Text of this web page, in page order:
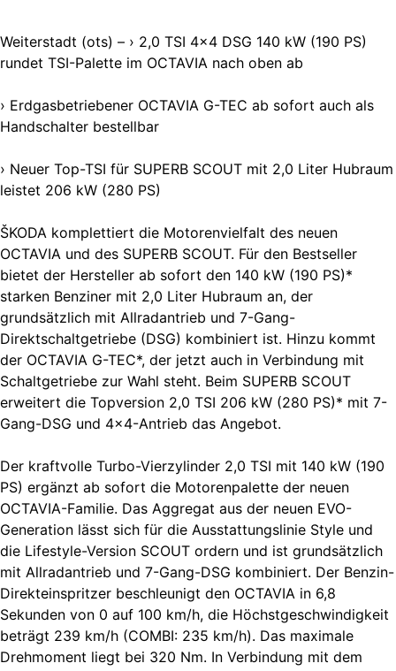
Weiterstadt (ots) – › 2,0 TSI 4×4 DSG 140 kW (190 PS)
rundet TSI-Palette im OCTAVIA nach oben ab
› Erdgasbetriebener OCTAVIA G-TEC ab sofort auch als
Handschalter bestellbar
› Neuer Top-TSI für SUPERB SCOUT mit 2,0 Liter Hubraum
leistet 206 kW (280 PS)
ŠKODA komplettiert die Motorenvielfalt des neuen
OCTAVIA und des SUPERB SCOUT. Für den Bestseller
bietet der Hersteller ab sofort den 140 kW (190 PS)*
starken Benziner mit 2,0 Liter Hubraum an, der
grundsätzlich mit Allradantrieb und 7-Gang-
Direktschaltgetriebe (DSG) kombiniert ist. Hinzu kommt
der OCTAVIA G-TEC*, der jetzt auch in Verbindung mit
Schaltgetriebe zur Wahl steht. Beim SUPERB SCOUT
erweitert die Topversion 2,0 TSI 206 kW (280 PS)* mit 7-
Gang-DSG und 4×4-Antrieb das Angebot.
Der kraftvolle Turbo-Vierzylinder 2,0 TSI mit 140 kW (190
PS) ergänzt ab sofort die Motorenpalette der neuen
OCTAVIA-Familie. Das Aggregat aus der neuen EVO-
Generation lässt sich für die Ausstattungslinie Style und
die Lifestyle-Version SCOUT ordern und ist grundsätzlich
mit Allradantrieb und 7-Gang-DSG kombiniert. Der Benzin-
Direkteinspritzer beschleunigt den OCTAVIA in 6,8
Sekunden von 0 auf 100 km/h, die Höchstgeschwindigkeit
beträgt 239 km/h (COMBI: 235 km/h). Das maximale
Drehmoment liegt bei 320 Nm. In Verbindung mit dem